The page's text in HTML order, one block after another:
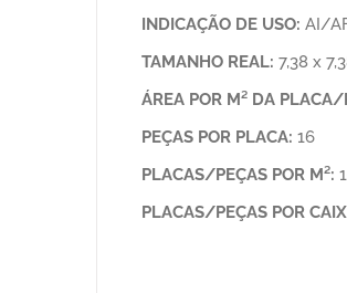
INDICAÇÃO DE USO: AI/
TAMANHO REAL: 7,38 x
ÁREA POR M² DA PLACA/
PEÇAS POR PLACA: 16
PLACAS/PEÇAS POR M²:
PLACAS/PEÇAS POR